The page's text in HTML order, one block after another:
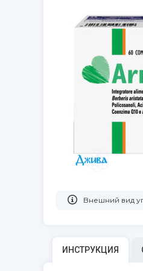
Bнешний вид
ИНСТРУКЦИЯ